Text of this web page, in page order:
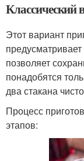
Классический
Этот вариант
позволяет
понадобятся
два стакана
Процесс
этапов: